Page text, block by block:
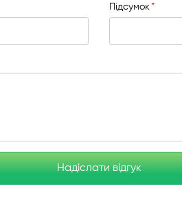
Підсумок
Надіслати відгук